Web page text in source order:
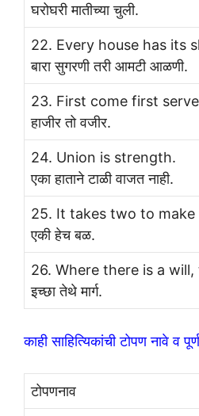
घरोघरी मातीच्या चुली.
22. Every house has its
बारा सुगरणी तरी आमटी आळणी.
23. First come first
हाजीर तो वजीर.
24. Union is strength.
एका हाताने टाळी वाजत नाही.
25. It takes two to make
एकी हेच बळ.
26. Where there is a
इच्छा तेथे मार्ग.
काही साहित्यिकांची टोपण नावे व
टोपणनाव